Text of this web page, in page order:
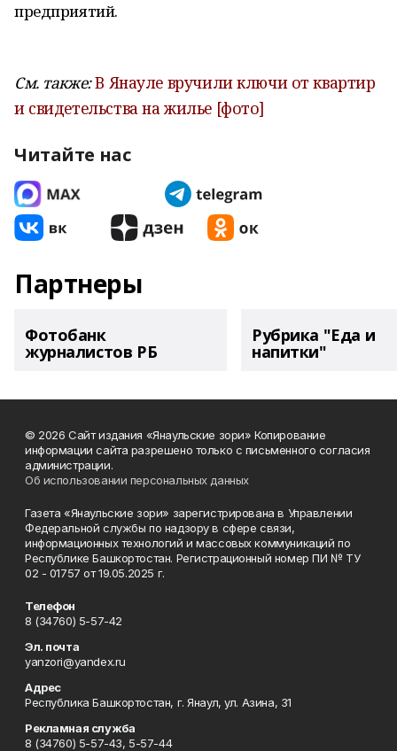
предприятий.
См. также:В Янауле вручили ключи от квартир
и свидетельства на жилье [фото]
Читайте нас
Партнеры
Фотобанк
журналистов РБ
Рубрика "Еда и
напитки"
© 2026 Сайт издания «Янаульские зори» Копирование
информации сайта разрешено только с письменного согласия
администрации.
Об использовании персональных данных
Газета «Янаульские зори» зарегистрирована в Управлении
Федеральной службы по надзору в сфере связи,
информационных технологий и массовых коммуникаций по
Республике Башкортостан. Регистрационный номер ПИ № ТУ
02 - 01757 от 19.05.2025 г.
Телефон
8 (34760) 5-57-42
Эл. почта
yanzori@yandex.ru
Адрес
Республика Башкортостан, г. Янаул, ул. Азина, 31
Рекламная служба
8 (34760) 5-57-43, 5-57-44